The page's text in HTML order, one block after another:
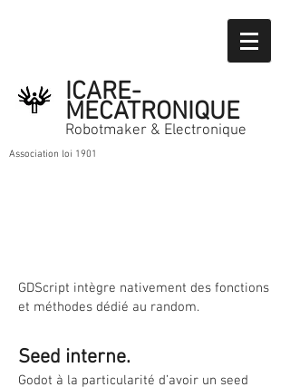
ICARE-
MECATRONIQUE
Robotmaker & Electronique
Association loi 1901
GDScript intègre nativement des fonctions
et méthodes dédié au random.
Seed interne.
Godot à la particularité d’avoir un seed